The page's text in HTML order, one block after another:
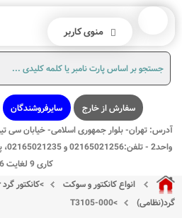
سفارش از خارج سایرفروشندگان
کاری 9 لغایت 16
انواع کانکتور و سوکت
>کانکتور گرد Circular
گرد(نظامی)
>
T3105-000
منوی کاربر